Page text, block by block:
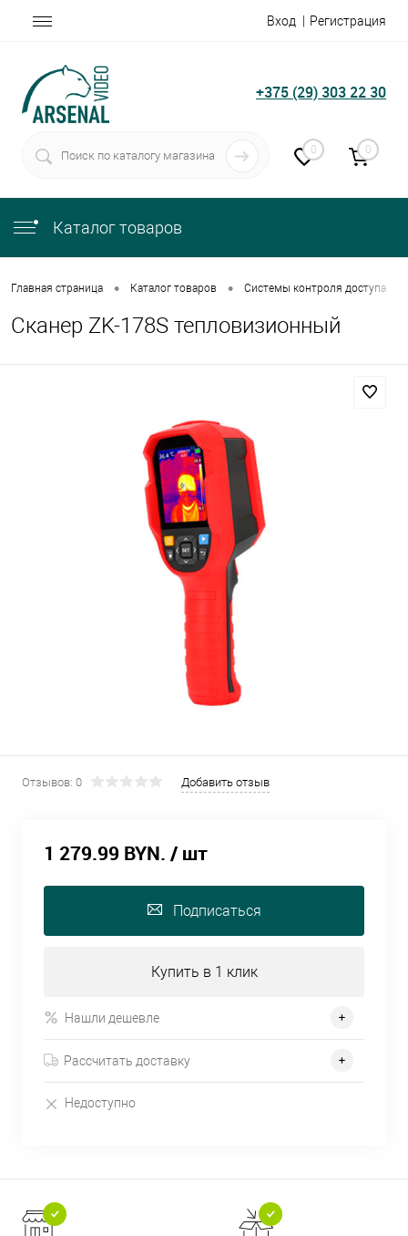
Вход Регистрация
+375 (29) 303 22 30
0 0
Каталог товаров
Главная страница • Каталог товаров • Системы контроля доступа
Сканер ZK-178S тепловизионный
Отзывов: 0 Добавить отзыв
1 279.99 BYN. / шт
Подписаться
Купить в 1 клик
Нашли дешевле
Рассчитать доставку
Недоступно